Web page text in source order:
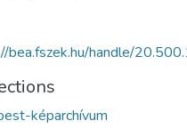
bea.fszek.hu/handle/
képarchívum